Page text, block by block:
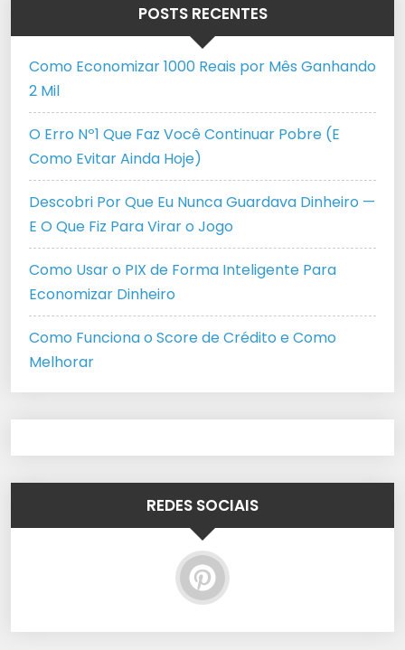
POSTS RECENTES
Como Economizar 1000 Reais por Mês Ganhando
2 Mil
O Erro Nº1 Que Faz Você Continuar Pobre (E
Como Evitar Ainda Hoje)
Descobri Por Que Eu Nunca Guardava Dinheiro —
E O Que Fiz Para Virar o Jogo
Como Usar o PIX de Forma Inteligente Para
Economizar Dinheiro
Como Funciona o Score de Crédito e Como
Melhorar
REDES SOCIAIS